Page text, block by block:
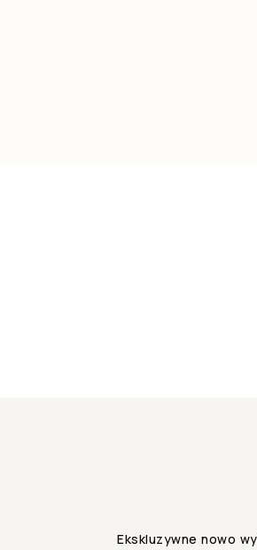
Ekskluzywne nowo